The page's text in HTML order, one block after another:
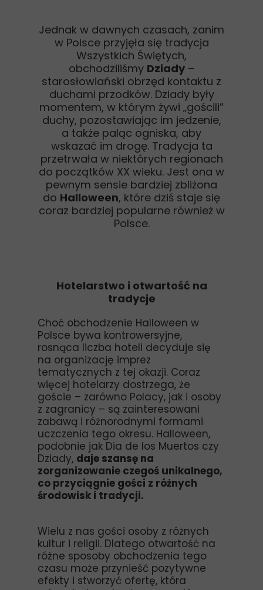
Jednak w dawnych czasach, zanim
w Polsce przyjęła się tradycja
Wszystkich Świętych,
obchodziliśmy Dziady –
starosłowiański obrzęd kontaktu z
duchami przodków. Dziady były
momentem, w którym żywi „gościli”
duchy, pozostawiając im jedzenie,
a także paląc ogniska, aby
wskazać im drogę. Tradycja ta
przetrwała w niektórych regionach
do początków XX wieku. Jest ona w
pewnym sensie bardziej zbliżona
do Halloween, które dziś staje się
coraz bardziej popularne również w
Polsce.
Hotelarstwo i otwartość na
tradycje
Choć obchodzenie Halloween w
Polsce bywa kontrowersyjne,
rosnąca liczba hoteli decyduje się
na organizację imprez
tematycznych z tej okazji. Coraz
więcej hotelarzy dostrzega, że
goście – zarówno Polacy, jak i osoby
z zagranicy – są zainteresowani
zabawą i różnorodnymi formami
uczczenia tego okresu. Halloween,
podobnie jak Dia de los Muertos czy
Dziady, daje szansę na
zorganizowanie czegoś unikalnego,
co przyciągnie gości z różnych
środowisk i tradycji.
Wielu z nas gości osoby z różnych
kultur i religii. Dlatego otwartość na
różne sposoby obchodzenia tego
czasu może przynieść pozytywne
efekty i stworzyć ofertę, która